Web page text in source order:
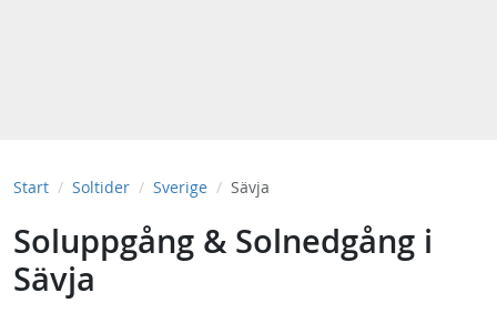
Start Soltider Sverige Sävja
Soluppgång & Solnedgång i
Sävja